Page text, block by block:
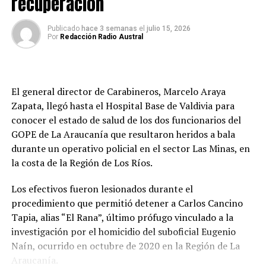
vehículos de doble tracción cuando sea indispensable
movilizarse y trasladar preventivamente a las personas
más vulnerables hacia zonas seguras si las condiciones lo
requieren.
heridos. Uno recibió un impacto balístico en el rostro y
permanece en estado grave, mientras que el segundo
fue lesionado en el abdomen y presenta una evolución
está en una situación de gravedad. Hay un segundo
funcionario del GOPE herido con un impacto de
proyectil en su abdomen, pero está en un estado de
menor gravedad que el primero”, señaló el fiscal Bustos.
El imputado también resultó herido durante el
siendo trasladado hasta el Hospital Base de Valdivia
fuera de riesgo vital.
Investigación por homicidio de Eugenio
Naín
Publicado hace 3 semanas el julio 15, 2026
Por Redacción Radio Austral
El general director de Carabineros, Marcelo Araya
Zapata, llegó hasta el Hospital Base de Valdivia para
conocer el estado de salud de los dos funcionarios del
GOPE de La Araucanía que resultaron heridos a bala
durante un operativo policial en el sector Las Minas, en
la costa de la Región de Los Ríos.
Los efectivos fueron lesionados durante el
procedimiento que permitió detener a Carlos Cancino
Tapia, alias “El Rana”, último prófugo vinculado a la
investigación por el homicidio del suboficial Eugenio
Naín, ocurrido en octubre de 2020 en la Región de La
Araucanía.